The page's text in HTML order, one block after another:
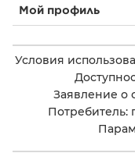
Мой профиль
Условия
Заявление о
Потребитель: